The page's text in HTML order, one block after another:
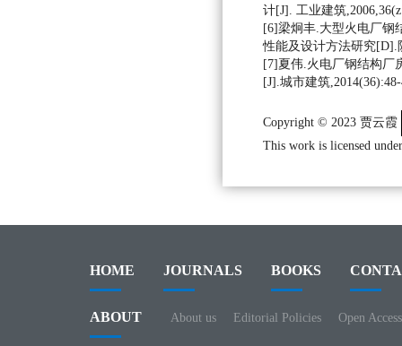
计[J]. 工业建筑
[6]梁炯丰.大型火电厂钢
性能及设计方法研究[D].
[7]夏伟.火电厂钢结构厂
[J].城市建筑
Copyright © 2023 贾云霞
This work is licensed
HOME JOURNALS BOOKS
ABOUT About us Editorial Policies Open